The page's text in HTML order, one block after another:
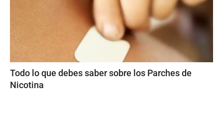
Todo lo que debes saber sobre los Parches de
Nicotina